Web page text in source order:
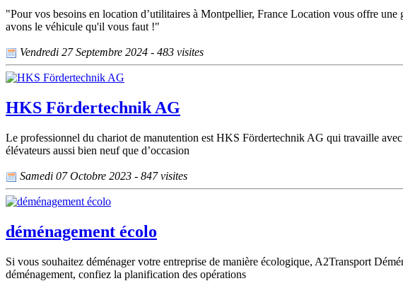
"Pour vos besoins en location d’utilitaires à Montpellier, France Location vous offre
avons le véhicule qu'il vous faut !"
Vendredi 27 Septembre 2024 - 483 visites
HKS Fördertechnik AG
Le professionnel du chariot de manutention est HKS Fördertechnik AG qui travaille
élévateurs aussi bien neuf que d’occasion
Samedi 07 Octobre 2023 - 847 visites
déménagement écolo
Si vous souhaitez déménager votre entreprise de manière écologique, A2Transport
déménagement, confiez la planification des opérations